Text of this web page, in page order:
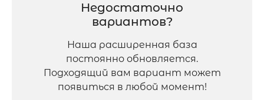
Недостаточно
вариантов?
Наша расширенная база
постоянно обновляется.
Подходящий вам вариант может
появиться в любой момент!